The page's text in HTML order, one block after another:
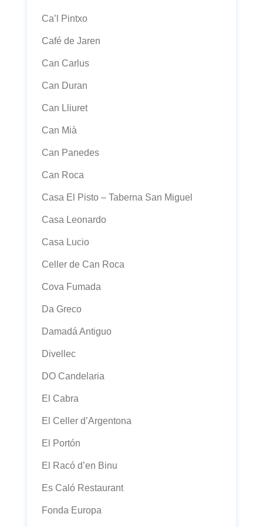
Ca’l Pintxo
Café de Jaren
Can Carlus
Can Duran
Can Lliuret
Can Mià
Can Panedes
Can Roca
Casa El Pisto – Taberna San Miguel
Casa Leonardo
Casa Lucio
Celler de Can Roca
Cova Fumada
Da Greco
Damadá Antiguo
Divellec
DO Candelaria
El Cabra
El Celler d’Argentona
El Portón
El Racó d’en Binu
Es Caló Restaurant
Fonda Europa